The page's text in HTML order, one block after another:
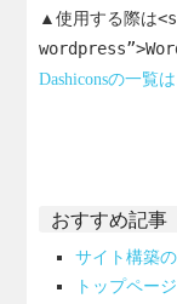
▲使用する際は
Dashiconsの一覧
おすすめ記事
サイト構築
トップペー